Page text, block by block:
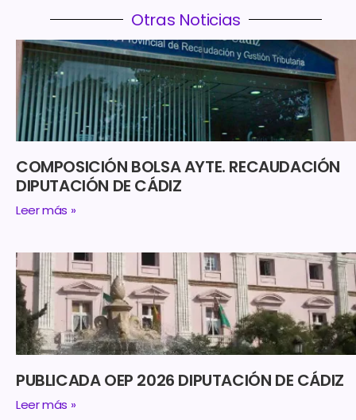
Otras Noticias
COMPOSICIÓN BOLSA AYTE. RECAUDACIÓN
DIPUTACIÓN DE CÁDIZ
Leer más »
PUBLICADA OEP 2026 DIPUTACIÓN DE CÁDIZ
Leer más »